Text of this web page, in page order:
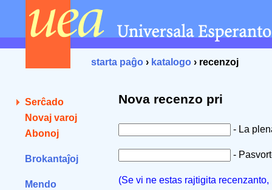
starta paĝo › katalogo › recenzoj
Serĉado
Novaj varoj
Abonoj
Brokantaĵoj
Mendo
Nova recenzo pri
- La
-
(Se vi ne estas rajtigita